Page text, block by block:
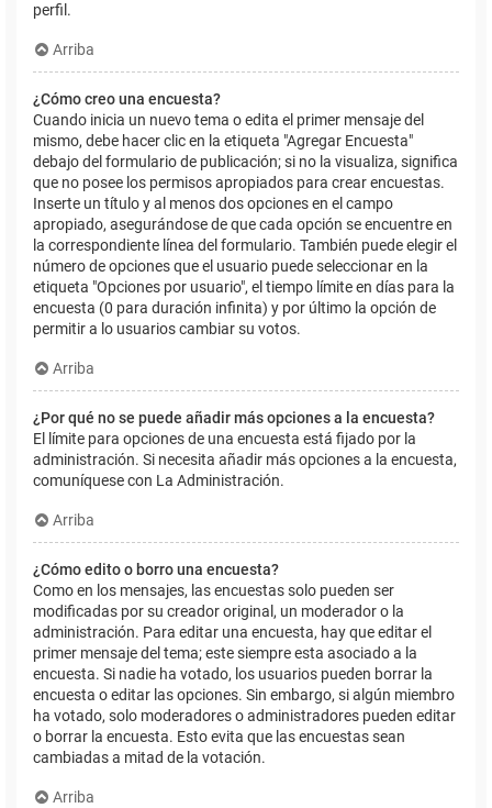
perfil.
Arriba
¿Cómo creo una encuesta?
Cuando inicia un nuevo tema o edita el primer mensaje del
mismo, debe hacer clic en la etiqueta "Agregar Encuesta"
debajo del formulario de publicación; si no la visualiza, significa
que no posee los permisos apropiados para crear encuestas.
Inserte un título y al menos dos opciones en el campo
apropiado, asegurándose de que cada opción se encuentre en
la correspondiente línea del formulario. También puede elegir el
número de opciones que el usuario puede seleccionar en la
etiqueta "Opciones por usuario", el tiempo límite en días para la
encuesta (0 para duración infinita) y por último la opción de
permitir a lo usuarios cambiar su votos.
Arriba
¿Por qué no se puede añadir más opciones a la encuesta?
El límite para opciones de una encuesta está fijado por la
administración. Si necesita añadir más opciones a la encuesta,
comuníquese con La Administración.
Arriba
¿Cómo edito o borro una encuesta?
Como en los mensajes, las encuestas solo pueden ser
modificadas por su creador original, un moderador o la
administración. Para editar una encuesta, hay que editar el
primer mensaje del tema; este siempre esta asociado a la
encuesta. Si nadie ha votado, los usuarios pueden borrar la
encuesta o editar las opciones. Sin embargo, si algún miembro
ha votado, solo moderadores o administradores pueden editar
o borrar la encuesta. Esto evita que las encuestas sean
cambiadas a mitad de la votación.
Arriba